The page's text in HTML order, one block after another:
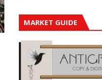
MARKET GUIDE